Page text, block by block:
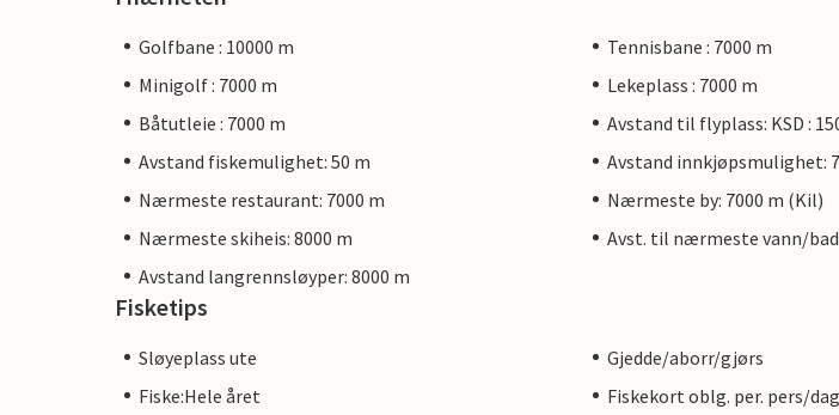
Golfbane : 10000 m
Tennisbane : 7000 m
Minigolf : 7000 m
Lekeplass : 7000 m
Båtutleie : 7000 m
Avstand til flyplass: KSD :
Avstand fiskemulighet: 50 m
Avstand innkjøpsmulighet:
Nærmeste restaurant: 7000 m
Nærmeste by: 7000 m (Kil)
Nærmeste skiheis: 8000 m
Avst. til nærmeste vann/
Avstand langrennsløyper: 8000 m
Fisketips
Sløyeplass ute
Gjedde/aborr/gjørs
Fiske:Hele året
Fiskekort oblg. per. pers/dag